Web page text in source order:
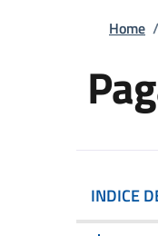
Home /
INDICE